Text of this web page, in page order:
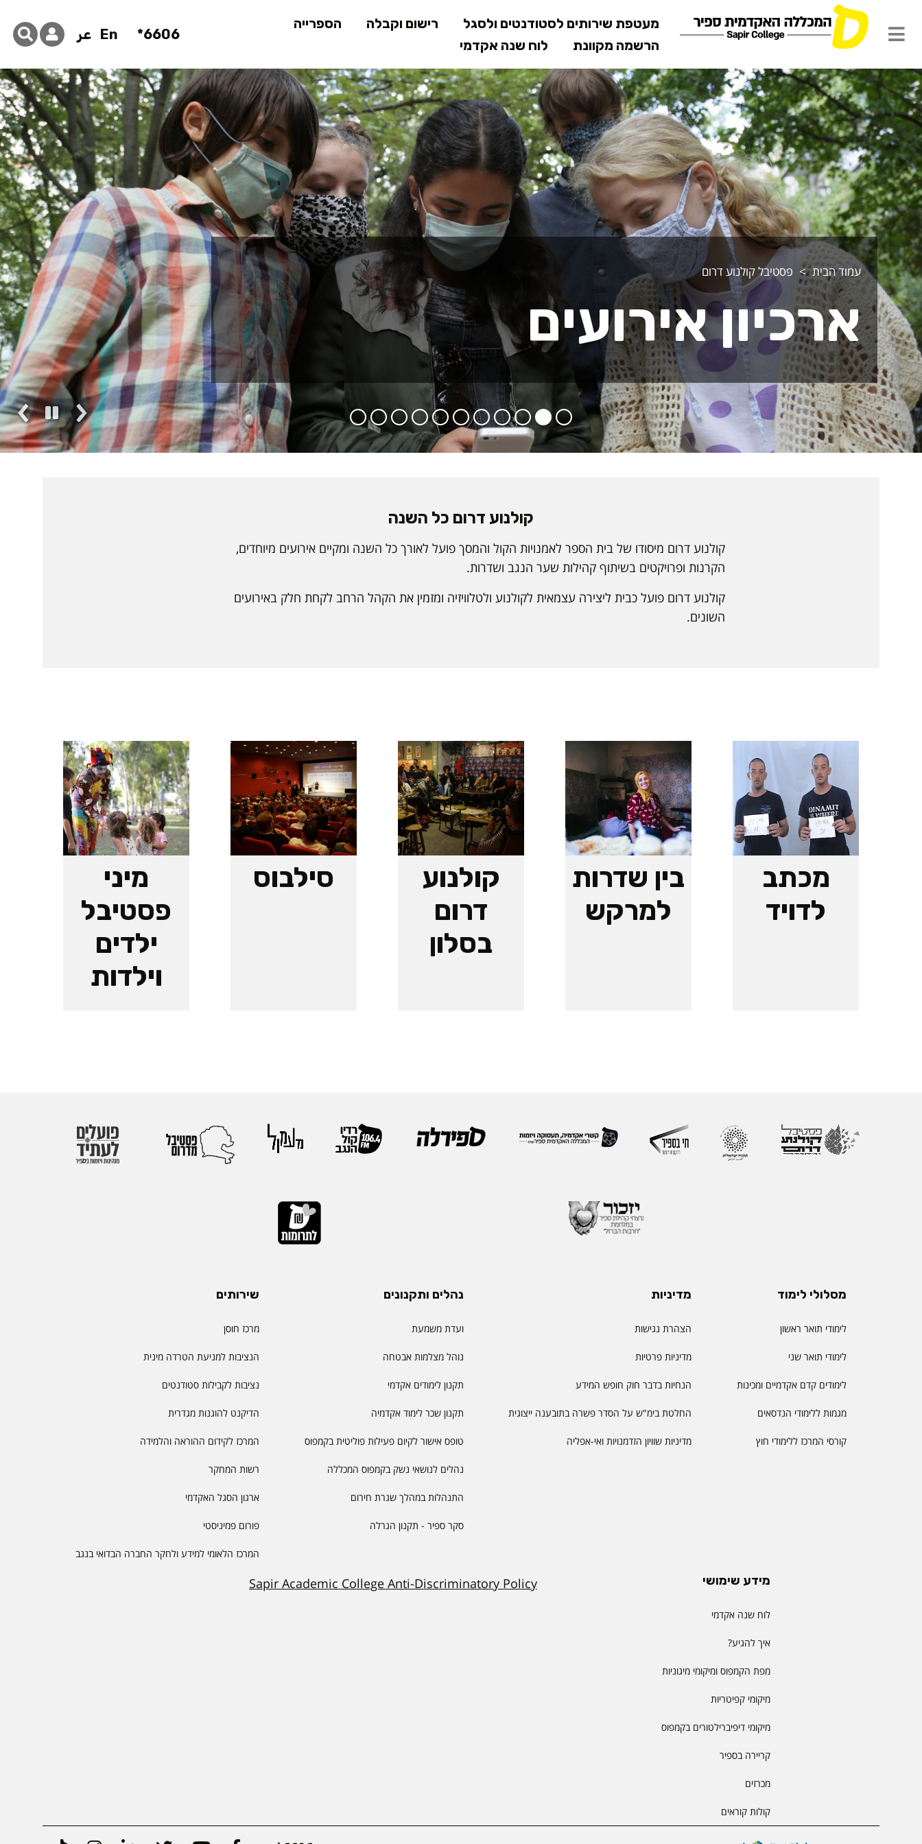
לתוכן
המרכזי
מעטפת שירותים לסטודנטים ולסגל רישום וקבלה
הספרייה
הרשמה מקוונת
לוח שנה אקדמי
6606*
En عر
ארכיון אירועים
עמוד הבית פסטיבל קולנוע דרום
ארכיון אירועים
קולנוע דרום כל השנה
קולנוע דרום מיסודו של בית הספר לאמנויות הקול והמסך פועל לאורך כל השנה ומקיים אירועים מיוחדים,
הקרנות ופרויקטים בשיתוף קהילות שער הנגב ושדרות.
קולנוע דרום פועל כבית ליצירה עצמאית לקולנוע ולטלוויזיה ומזמין את הקהל הרחב לקחת חלק באירועים
השונים.
מכתב
לדויד
בין שדרות
למרקש
קולנוע
דרום
בסלון
סילבוס
מיני
פסטיבל
ילדים
וילדות
מסלולי לימוד
לימודי תואר ראשון
לימודי תואר שני
לימודים קדם אקדמיים ומכינות
מגמות ללימודי הנדסאים
קורסי המרכז ללימודי חוץ
מדיניות
הצהרת נגישות
מדיניות פרטיות
הנחיות בדבר חוק חופש המידע
החלטת בימ"ש על הסדר פשרה בתובענה ייצוגית
מדיניות שוויון הזדמנויות ואי-אפליה
נהלים ותקנונים
ועדת משמעת
נוהל מצלמות אבטחה
תקנון לימודים אקדמי
תקנון שכר לימוד אקדמיה
טופס אישור לקיום פעילות פוליטית בקמפוס
נהלים לנושאי נשק בקמפוס המכללה
התנהלות במהלך שגרת חירום
סקר ספיר - תקנון הגרלה
שירותים
מרכז חוסן
הנציבות למניעת הטרדה מינית
נציבות לקבילות סטודנטים
הדיקנט להוגנות מגדרית
המרכז לקידום ההוראה והלמידה
רשות המחקר
ארגון הסגל האקדמי
פורום פמיניסטי
המרכז הלאומי למידע ולחקר החברה הבדואי בנגב
מידע שימושי
לוח שנה אקדמי
איך להגיע?
מפת הקמפוס ומיקומי מיגוניות
מיקומי קפיטריות
מיקומי דיפיברילטורים בקמפוס
קריירה בספיר
מכרזים
קולות קוראים
Sapir Academic College Anti-Discriminatory Policy